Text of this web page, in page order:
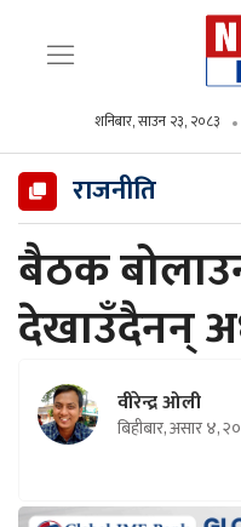
शनिबार, साउन २३, २०८३
राजनीति
बैठक
देखाउँदैनन्
वीरेन्द्र ओली
बिहीबार, असार ४,